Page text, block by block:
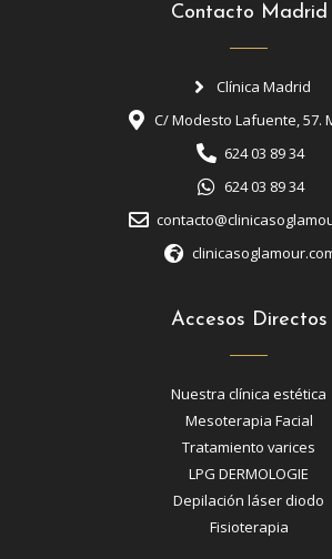
Contacto Madrid
Clínica Madrid
C/ Modesto Lafuente, 57.
624 03 89 34
624 03 89 34
Accesos Directos
Nuestra clínica estética
Mesoterapia Facial
Tratamiento varices
LPG DERMOLOGIE
Depilación láser diodo
Fisioterapia